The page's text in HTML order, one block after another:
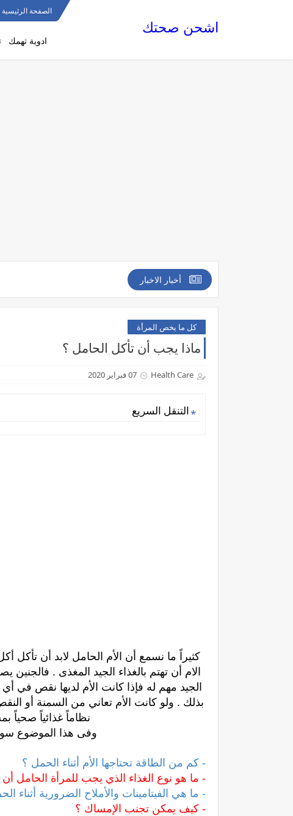
الصفحة الرئيسية
اشحن صحتك
ادوية تهمك
أخبار الاخبار
كل ما يخص المرأة
ماذا يجب أن تأكل الحامل ؟
Health Care 07 فبراير 2020
التنقل السريع
كثيراً ما نسمع أن الأم الحامل لابد أن
الام أن تهتم بالغذاء الجيد المغذى .
الجيد مهم له فإذا كانت الأم لديها نقص في
بذلك . ولو كانت الأم تعاني من السمنة أو
نظاماً غذائياً صحياً
وفى هذا الموضوع
- كم من الطاقة تحتاجها الأم أثناء الحمل ؟
- ما هو نوع الغذاء الذي يجب للمرأة الحامل أن
- ما هي الفيتامينات والأملاح الضرورية أثناء
- كيف يمكن تجنب الإمساك ؟